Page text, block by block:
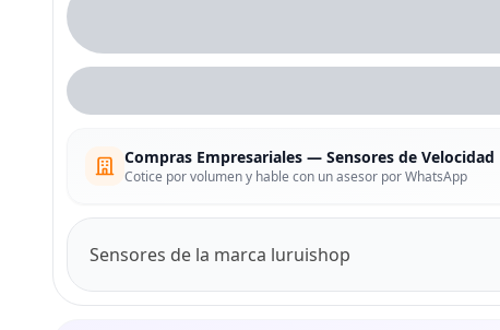
Compras Empresariales — Sensores de Velocidad
Cotice por volumen y hable con un asesor por WhatsApp
Sensores de la marca luruishop